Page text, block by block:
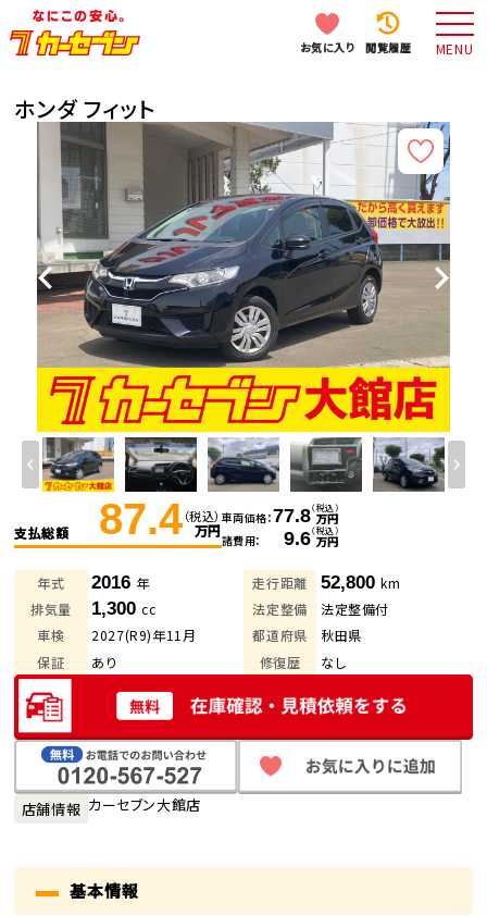
お気に入り 閲覧履歴 MENU
ホンダ フィット
支払総額 87.4 （税込）
万円
車両価格 77.8（税込）
万円
諸費用
9.6（税込）
万円
年式 2016 年 走行距離 52,800 km
排気量
1,300cc 法定整備
法定整備付
車検
2027(R9)年11月 都道府県
秋田県
保証
あり 修復歴 なし
店舗情報 カーセブン大館店
基本情報